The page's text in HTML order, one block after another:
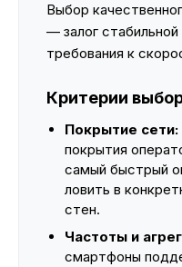
Выбор
— залог
требования к
Критерии
Покрытие сети:
покрытия
самый быстрый
ловить в
стен.
Частоты и
смартфоны